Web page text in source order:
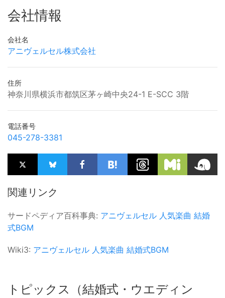
会社情報
会社名
アニヴェルセル株式会社
住所
神奈川県横浜市都筑区茅ヶ崎中央24-1 E-SCC 3階
電話番号
045-278-3381
関連リンク
サードペディア百科事典: アニヴェルセル 人気楽曲 結婚
式BGM
Wiki3: アニヴェルセル 人気楽曲 結婚式BGM
トピックス（結婚式・ウエディン